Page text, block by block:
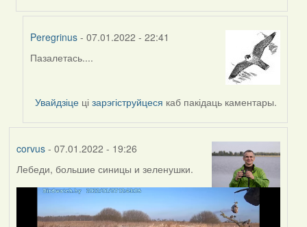
Peregrinus - 07.01.2022 - 22:41
In
by
Lighty
Пазалетась....
Увайдзіце цізарэгіструйцеся каб пакідаць каментары.
corvus- 07.01.2022 - 19:26
Лебеди, большие синицы и зеленушки.